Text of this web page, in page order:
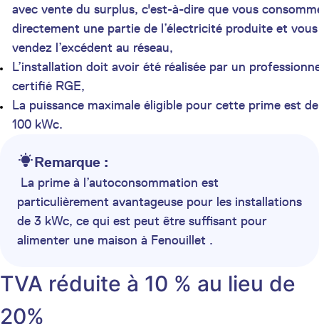
avec vente du surplus, c'est-à-dire que vous
directement une partie de l’électricité produite et vous
vendez l’excédent au réseau,
L’installation doit avoir été réalisée par un
certifié RGE,
La puissance maximale éligible pour cette prime est de
100 kWc.
Remarque :
La prime à l’autoconsommation est
particulièrement avantageuse pour les installations
de 3 kWc, ce qui est peut être suffisant pour
alimenter une maison à Fenouillet .
TVA réduite à 10 % au lieu de
20%